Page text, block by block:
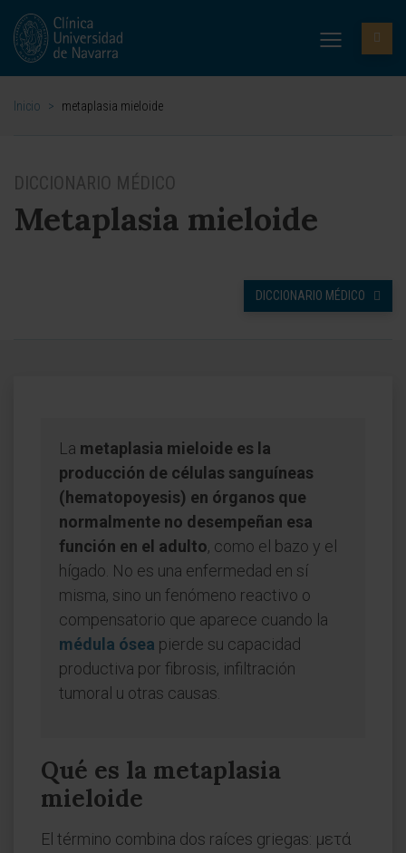
Inicio > metaplasia mieloide
DICCIONARIO MÉDICO
Metaplasia mieloide
DICCIONARIO MÉDICO
La metaplasia mieloide es la
producción de células sanguíneas
(hematopoyesis) en órganos que
normalmente no desempeñan esa
función en el adulto, como el bazo y el
hígado. No es una enfermedad en sí
misma, sino un fenómeno reactivo o
compensatorio que aparece cuando la
médula ósea pierde su capacidad
productiva por fibrosis, infiltración
tumoral u otras causas.
Qué es la metaplasia
mieloide
El término combina dos raíces griegas: μετά